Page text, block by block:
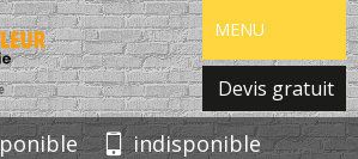
MENU
Devis gratuit
indisponible